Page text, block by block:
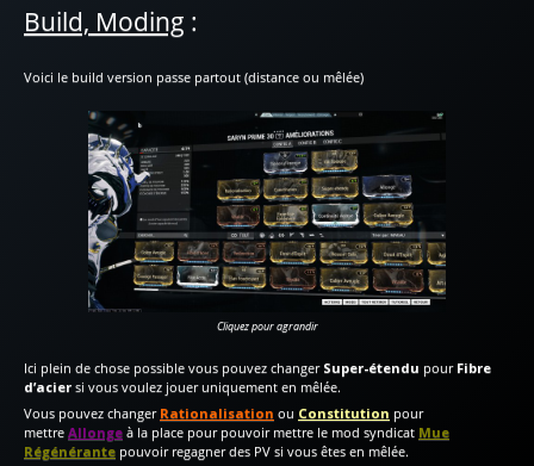
Build, Moding :
Voici le build version passe partout (distance ou mêlée)
Cliquez pour agrandir
Ici plein de chose possible vous pouvez changer Super-étendu pour Fibre
d’acier si vous voulez jouer uniquement en mêlée.
Vous pouvez changer Rationalisation ou Constitution pour
mettre Allonge à la place pour pouvoir mettre le mod syndicat Mue
Régénérante pouvoir regagner des PV si vous êtes en mêlée.